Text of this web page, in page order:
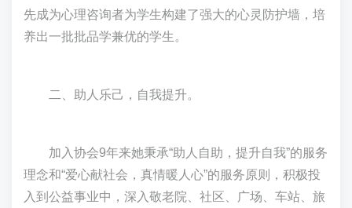
先成为心理咨询者为学生构建了强大的心灵防护墙，培
养出一批批品学兼优的学生。
二、助人乐己，自我提升。
加入协会9年来她秉承“助人自助，提升自我”的服务
理念和“爱心献社会，真情暖人心”的服务原则，积极投
入到公益事业中，深入敬老院、社区、广场、车站、旅